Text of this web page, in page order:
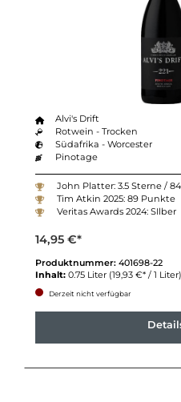
Alvi's Drift
Rotwein - Trocken
Südafrika - Worcester
Pinotage
John Platter: 3.5 Sterne /
Tim Atkin 2025: 89 Punkte
Veritas Awards 2024: SIlber
14,95 €*
Produktnummer: 401698-22
Inhalt: 0.75 Liter (19,93 €* / 1 Liter)
Derzeit nicht verfügbar